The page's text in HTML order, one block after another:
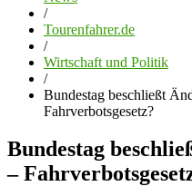
/
Tourenfahrer.de
/
Wirtschaft und Politik
/
Bundestag beschließt
Fahrverbotsgesetz?
Bundestag
–